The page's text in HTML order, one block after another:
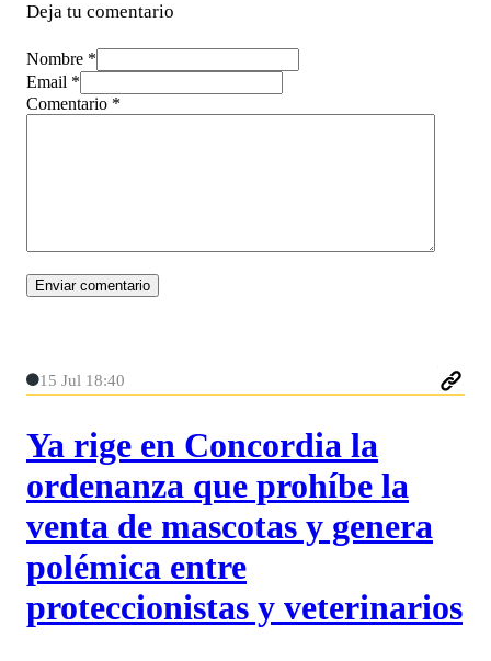
Deja tu comentario
Nombre *
Email *
Comentario *
15 Jul 18:40
Ya rige en Concordia la
ordenanza que prohíbe la
venta de mascotas y genera
polémica entre
proteccionistas y veterinarios